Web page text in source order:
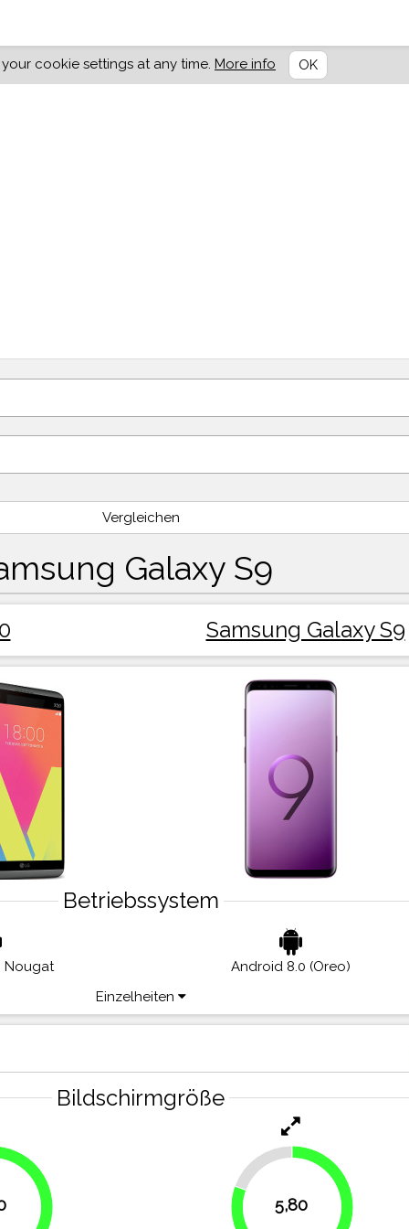
cookie settings at any time. More info OK
Vergleichen
Galaxy S9
Samsung Galaxy S9
Betriebssystem
Nougat
Android 8.0 (Oreo)
Einzelheiten
Bildschirmgröße
5,80
19.4%